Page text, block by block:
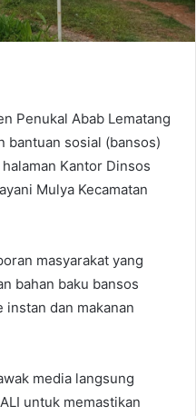
Penukal Abab Lematang
bantuan sosial (bansos)
Kantor Dinsos
Mulya Kecamatan
masyarakat yang
bahan baku bansos
instan dan makanan
media langsung
untuk memastikan